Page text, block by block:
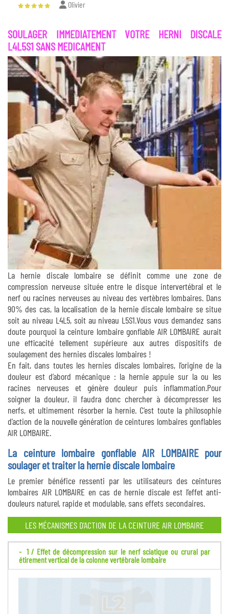
Olivier
SOULAGER IMMEDIATEMENT VOTRE HERNI DISCALE
L4L5S1 SANS MEDICAMENT
La hernie discale lombaire se définit comme une zone de
compression nerveuse située entre le disque intervertébral et le
nerf ou racines nerveuses au niveau des vertèbres lombaires. Dans
90% des cas, la localisation de la hernie discale lombaire se situe
soit au niveau L4L5, soit au niveau L5S1.Vous vous demandez sans
doute pourquoi la ceinture lombaire gonflable AIR LOMBAIRE aurait
une efficacité tellement supérieure aux autres dispositifs de
soulagement des hernies discales lombaires !
En fait, dans toutes les hernies discales lombaires, l’origine de la
douleur est d’abord mécanique : la hernie appuie sur la ou les
racines nerveuses et génère douleur puis inflammation.Pour
soigner la douleur, il faudra donc chercher à décompresser les
nerfs, et ultimement résorber la hernie. C’est toute la philosophie
d’action de la nouvelle génération de ceintures lombaires gonflables
AIR LOMBAIRE.
La ceinture lombaire gonflable AIR LOMBAIRE pour
soulager et traiter la hernie discale lombaire
Le premier bénéfice ressenti par les utilisateurs des ceintures
lombaires AIR LOMBAIRE en cas de hernie discale est l’effet anti-
douleurs naturel, rapide et modulable, sans effets secondaires.
LES MÉCANISMES D’ACTION DE LA CEINTURE AIR LOMBAIRE
1 / Effet de décompression sur le nerf sciatique ou crural par
étirement vertical de la colonne vertébrale lombaire